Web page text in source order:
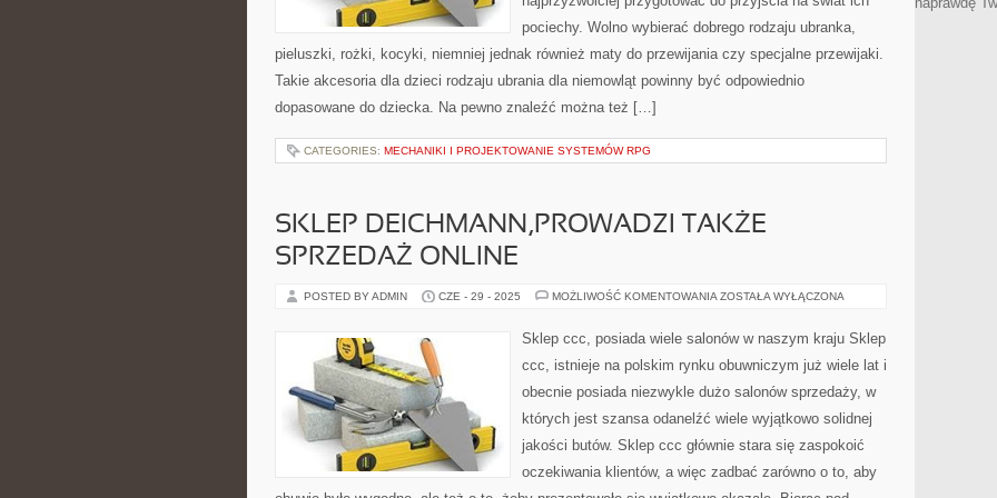
pociechy. Wolno wybierać dobrego rodzaju ubranka,
pieluszki, rożki, kocyki, niemniej jednak również maty do przewijania czy specjalne przewijaki.
Takie akcesoria dla dzieci rodzaju ubrania dla niemowląt powinny być odpowiednio
dopasowane do dziecka. Na pewno znaleźć można też […]
CATEGORIES: MECHANIKI I PROJEKTOWANIE SYSTEMÓW RPG
SKLEP DEICHMANN,PROWADZI TAKŻE
SPRZEDAŻ ONLINE
POSTED BY ADMIN CZE - 29 - 2025 MOŻLIWOŚĆ KOMENTOWANIA SKLEP
SPRZEDAŻ
ONLINE
ZOSTAŁA WYŁĄCZONA
Sklep ccc, posiada wiele salonów w naszym kraju Sklep
ccc, istnieje na polskim rynku obuwniczym już wiele lat i
obecnie posiada niezwykle dużo salonów sprzedaży, w
których jest szansa odanelźć wiele wyjątkowo solidnej
jakości butów. Sklep ccc głównie stara się zaspokoić
oczekiwania klientów, a więc zadbać zarówno o to, aby